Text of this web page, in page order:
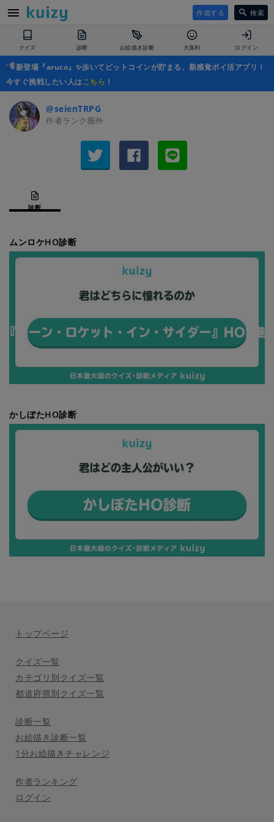
作成する 検索
クイズ 診断 お絵描き診断 大喜利 ログイン
新登場『aruco』✨歩いてビットコインが貯まる、新感覚ポイ活アプリ！
今すぐ挑戦したい人はこちら ！
@seienTRPG
作者ランク圏外
診断
ムンロケHO診断
かしぼたHO診断
トップページ
クイズ一覧
カテゴリ別クイズ一覧
都道府県別クイズ一覧
診断一覧
お絵描き診断一覧
1分お絵描きチャレンジ
作者ランキング
ログイン